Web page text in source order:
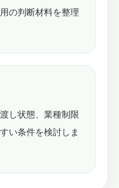
の判断材料を整理
し状態、業種制限
い条件を検討しま